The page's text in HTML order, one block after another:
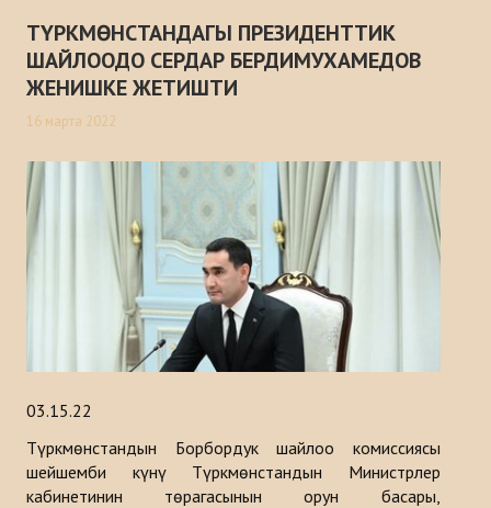
ТҮРКМӨНСТАНДАГЫ ПРЕЗИДЕНТТИК
ШАЙЛООДО СЕРДАР БЕРДИМУХАМЕДОВ
ЖЕНИШКЕ ЖЕТИШТИ
16 марта 2022
03.15.22
Түркмөнстандын Борбордук шайлоо комиссиясы
шейшемби күнү Түркмөнстандын Министрлер
кабинетинин төрагасынын орун басары,